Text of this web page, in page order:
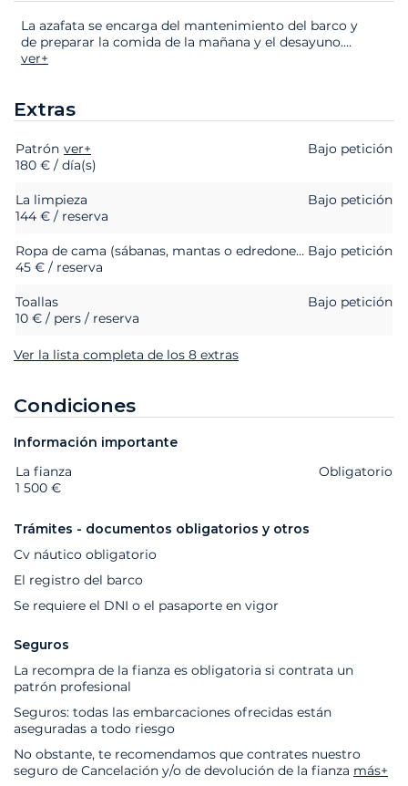
La azafata se encarga del mantenimiento del barco y
de preparar la comida de la mañana y el desayuno....
ver+
Extras
Extras Estado
Patrón ver+
Bajo petición
180 € / día(s)
La limpieza
Bajo petición
144 € / reserva
Ropa de cama (sábanas, mantas o edredones, almohadas y fundas de almohada) Bajo petición
45 € / reserva
Toallas
Bajo petición
10 € / pers / reserva
Ver la lista completa de los 8 extras
Condiciones
Información importante
Extras Estado
La fianza
Obligatorio
1 500 €
Trámites - documentos obligatorios y otros
Cv náutico obligatorio
El registro del barco
Se requiere el DNI o el pasaporte en vigor
Seguros
La recompra de la fianza es obligatoria si contrata un
patrón profesional
Seguros: todas las embarcaciones ofrecidas están
aseguradas a todo riesgo
No obstante, te recomendamos que contrates nuestro
seguro de Cancelación y/o de devolución de la fianza más+